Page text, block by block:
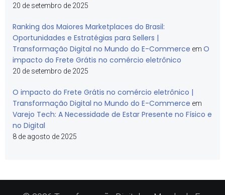
20 de setembro de 2025
Ranking dos Maiores Marketplaces do Brasil:
Oportunidades e Estratégias para Sellers |
Transformação Digital no Mundo do E-Commerce em O
impacto do Frete Grátis no comércio eletrônico
20 de setembro de 2025
O impacto do Frete Grátis no comércio eletrônico |
Transformação Digital no Mundo do E-Commerce em
Varejo Tech: A Necessidade de Estar Presente no Físico e
no Digital
8 de agosto de 2025